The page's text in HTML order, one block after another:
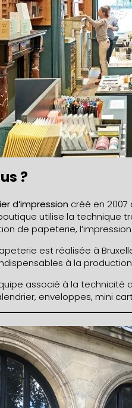
?
d’impression créé en
utilise la technique
de papeterie,
est réalisée à
à la
associé à la technicité
enveloppes, mini